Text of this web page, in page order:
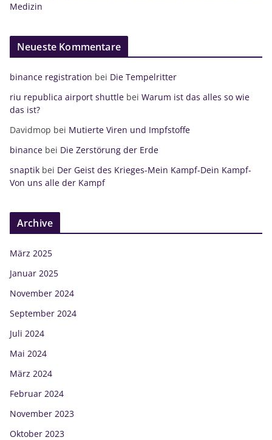
Medizin
Neueste Kommentare
binance registration bei Die Tempelritter
riu republica airport shuttle bei Warum ist das alles so wie
das ist?
Davidmop bei Mutierte Viren und Impfstoffe
binance bei Die Zerstörung der Erde
snaptik bei Der Geist des Krieges-Mein Kampf-Dein Kampf-
Von uns alle der Kampf
Archive
März 2025
Januar 2025
November 2024
September 2024
Juli 2024
Mai 2024
März 2024
Februar 2024
November 2023
Oktober 2023